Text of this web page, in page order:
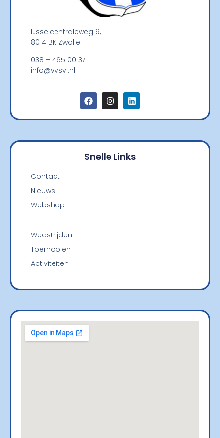
IJsselcentraleweg 9,
8014 BK Zwolle
038 – 465 00 37
info@vvsvi.nl
Snelle Links
Contact
Nieuws
Webshop
Wedstrijden
Toernooien
Activiteiten